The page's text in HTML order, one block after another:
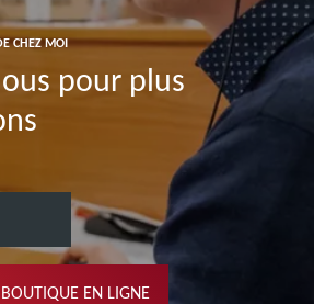
CHEZ MOI
pour plus
EN LIGNE